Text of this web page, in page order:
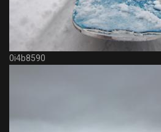
0i4b8590